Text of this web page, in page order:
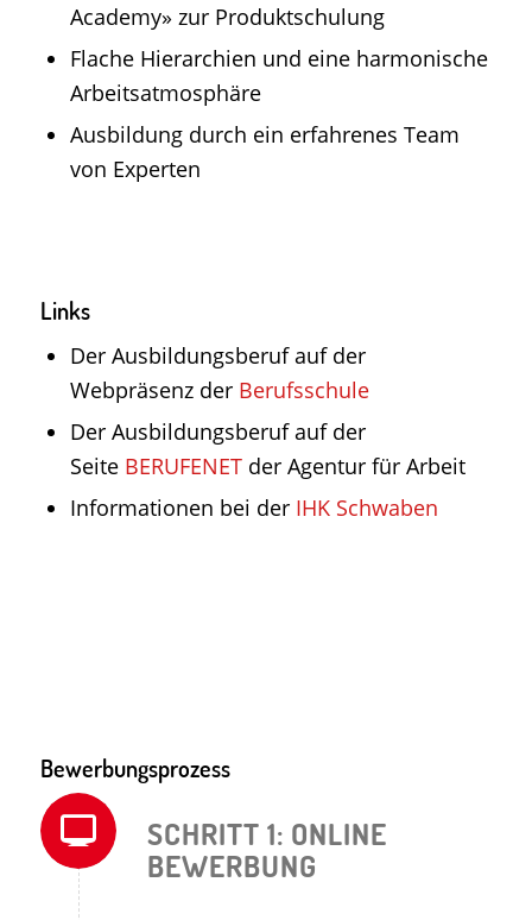
Academy» zur Produktschulung
Flache Hierarchien und eine harmonische
Arbeitsatmosphäre
Ausbildung durch ein erfahrenes Team
von Experten
Links
Der Ausbildungsberuf auf der
Webpräsenz der Berufsschule
Der Ausbildungsberuf auf der
Seite BERUFENETder Agentur für Arbeit
Informationen bei der IHK Schwaben
Bewerbungsprozess
SCHRITT 1: ONLINE
BEWERBUNG